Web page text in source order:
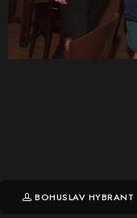
BOHUSLAV HYBRANT